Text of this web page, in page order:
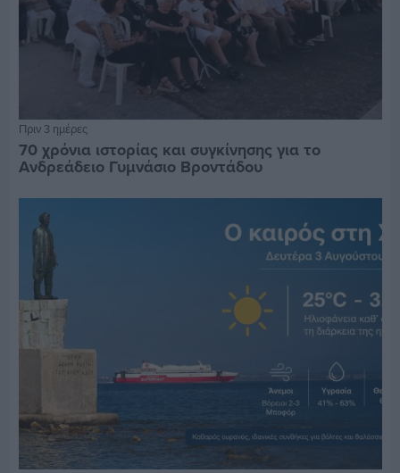
Πριν 3 ημέρες
70 χρόνια ιστορίας και συγκίνησης για το
Ανδρεάδειο Γυμνάσιο Βροντάδου